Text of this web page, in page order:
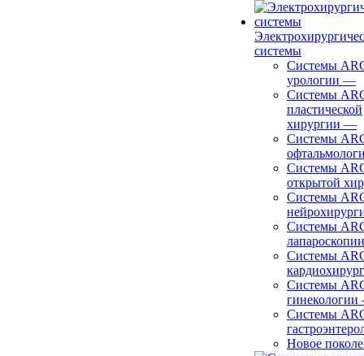
системы
Системы
урологии —
Системы
пластической
хирургии —
Системы
Системы
открытой
Системы
Системы
лапароскопии
Системы
Системы
гинекологии
Системы
Новое